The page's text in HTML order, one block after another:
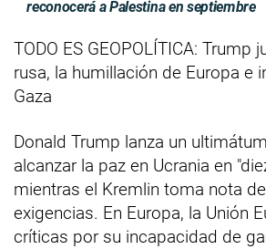
reconocerá a Palestina en septiembre
TODO ES GEOPOLÍTICA: Trump
rusa, la humillación de Europa e
Gaza
Donald Trump lanza un
alcanzar la paz en Ucrania en
mientras el Kremlin toma nota
exigencias. En Europa, la Unión
críticas por su incapacidad de